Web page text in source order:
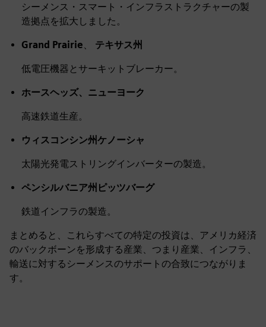
シーメンス・スマート・インフラストラクチャーの製
造拠点を拡大しました。
Grand Prairie テキサス州
低電圧機器とサーキットブレーカー。
ホースヘッズ、ニューヨーク
高速鉄道生産。
ウィスコンシン州ケノーシャ
太陽光発電ストリングインバーターの製造。
ペンシルバニア州ピッツバーグ
鉄道インフラの製造。
まとめると、これらすべての特定の投資は、アメリカ経済
のバックボーンを形成する産業、つまり産業、インフラ、
輸送に対するシーメンスのサポートの合致につながりま
す。